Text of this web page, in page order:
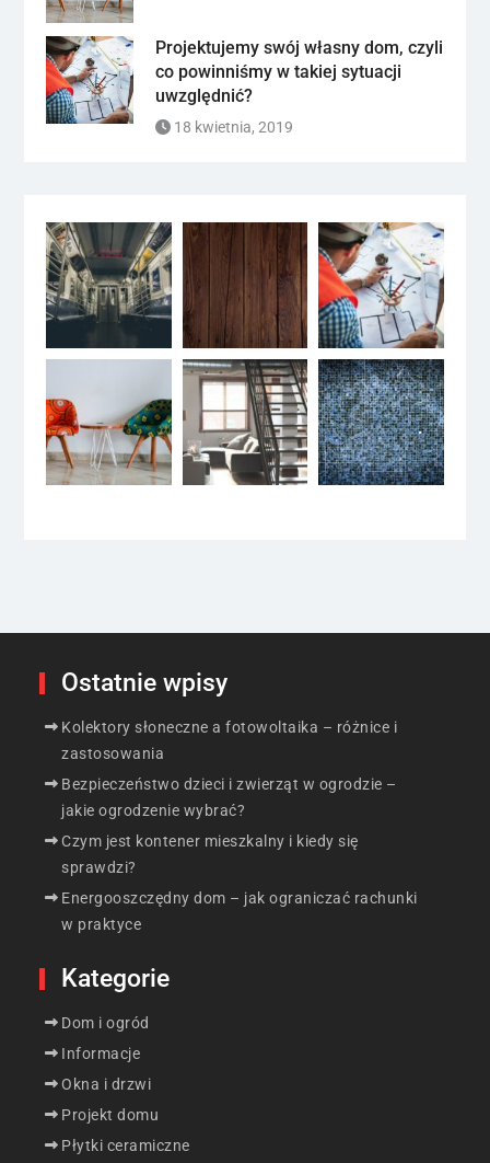
Projektujemy swój własny dom, czyli
co powinniśmy w takiej sytuacji
uwzględnić?
18 kwietnia, 2019
Ostatnie wpisy
Kolektory słoneczne a fotowoltaika – różnice i
zastosowania
Bezpieczeństwo dzieci i zwierząt w ogrodzie –
jakie ogrodzenie wybrać?
Czym jest kontener mieszkalny i kiedy się
sprawdzi?
Energooszczędny dom – jak ograniczać rachunki
w praktyce
Kategorie
Dom i ogród
Informacje
Okna i drzwi
Projekt domu
Płytki ceramiczne